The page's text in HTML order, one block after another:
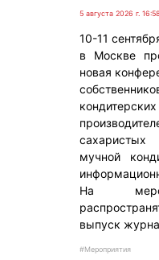
5 августа 2026 г. 16:58
10-11
в Москве
новая
мучной
На
выпуск
#Мероприятия